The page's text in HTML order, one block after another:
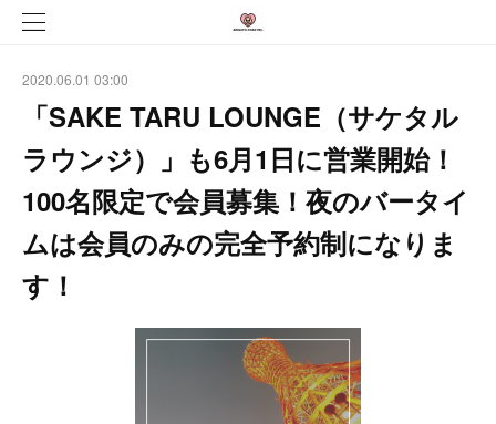
2020.06.01 03:00
「SAKE TARU LOUNGE（サケタル
ラウンジ）」も6月1日に営業開始！
100名限定で会員募集！夜のバータイ
ムは会員のみの完全予約制になりま
す！